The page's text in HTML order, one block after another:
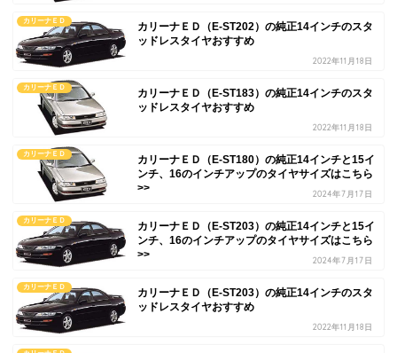
カリーナＥＤ
カリーナＥＤ（E-ST202）の純正14インチのスタ
ッドレスタイヤおすすめ
2022年11月18日
カリーナＥＤ
カリーナＥＤ（E-ST183）の純正14インチのスタ
ッドレスタイヤおすすめ
2022年11月18日
カリーナＥＤ
カリーナＥＤ（E-ST180）の純正14インチと15イ
ンチ、16のインチアップのタイヤサイズはこちら
>>
2024年7月17日
カリーナＥＤ
カリーナＥＤ（E-ST203）の純正14インチと15イ
ンチ、16のインチアップのタイヤサイズはこちら
>>
2024年7月17日
カリーナＥＤ
カリーナＥＤ（E-ST203）の純正14インチのスタ
ッドレスタイヤおすすめ
2022年11月18日